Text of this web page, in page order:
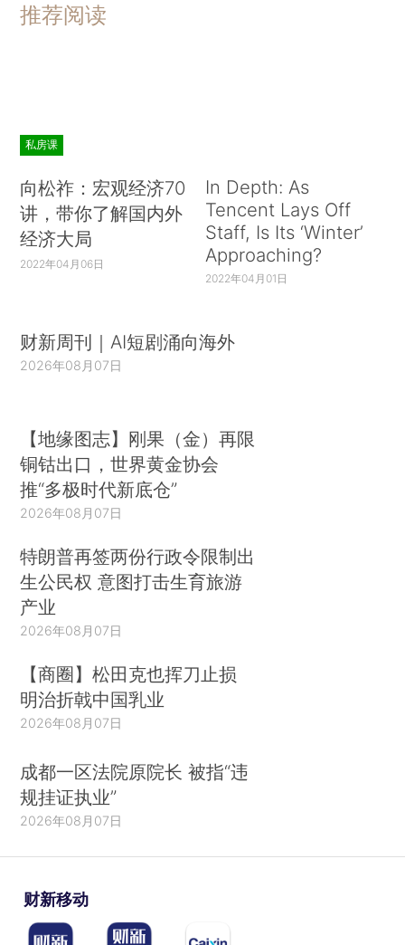
推荐阅读
私房课
向松祚：宏观经济70
讲，带你了解国内外
经济大局
2022年04月06日
In Depth: As
Tencent Lays Off
Staff, Is Its ‘Winter’
Approaching?
2022年04月01日
财新周刊｜AI短剧涌向海外
2026年08月07日
【地缘图志】刚果（金）再限
铜钴出口，世界黄金协会
推“多极时代新底仓”
2026年08月07日
特朗普再签两份行政令限制出
生公民权 意图打击生育旅游
产业
2026年08月07日
【商圈】松田克也挥刀止损
明治折戟中国乳业
2026年08月07日
成都一区法院原院长 被指“违
规挂证执业”
2026年08月07日
财新移动